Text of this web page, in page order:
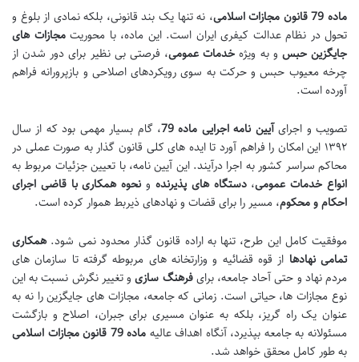
ماده 79 قانون مجازات اسلامی
، نه تنها یک بند قانونی، بلکه نمادی از بلوغ و
تحول در نظام عدالت کیفری ایران است. این ماده، با محوریتمجازات های
جایگزین حبس و به ویژه خدمات عمومی، فرصتی بی نظیر برای دور شدن از
چرخه معیوب حبس و حرکت به سوی رویکردهای اصلاحی و بازپرورانه فراهم
آورده است.
تصویب و اجرایآیین نامه اجرایی ماده 79
، گام بسیار مهمی بود که از سال
۱۳۹۲ این امکان را فراهم آورد تا ایده های کلی قانون گذار به صورت عملی در
محاکم سراسر کشور به اجرا درآیند. این آیین نامه، با تعیین جزئیات مربوط به
انواع خدمات عمومی،دستگاه های پذیرنده و نحوه همکاری با قاضی اجرای
احکام و محکوم، مسیر را برای قضات و نهادهای ذیربط هموار کرده است.
موفقیت کامل این طرح، تنها به اراده قانون گذار محدود نمی شود.همکاری
تمامی نهادها از قوه قضائیه و وزارتخانه های مربوطه گرفته تا سازمان های
مردم نهاد و حتی آحاد جامعه، برایفرهنگ سازیو تغییر نگرش نسبت به این
نوع مجازات ها، حیاتی است. زمانی که جامعه، مجازات های جایگزین را نه به
عنوان یک راه گریز، بلکه به عنوان مسیری برای جبران، اصلاح و بازگشت
مسئولانه به جامعه بپذیرد، آنگاه اهداف عالیه ماده 79 قانون مجازات اسلامی
به طور کامل محقق خواهد شد.